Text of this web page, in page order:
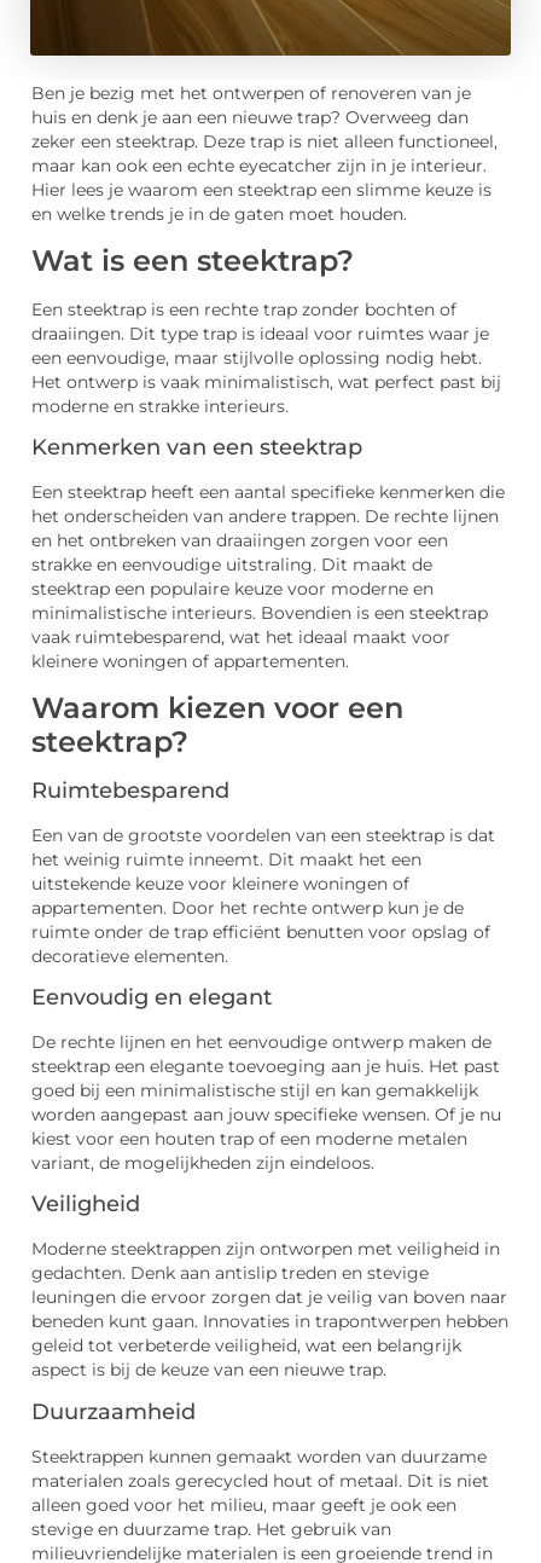
Ben je bezig met het ontwerpen of renoveren van je
huis en denk je aan een nieuwe trap? Overweeg dan
zeker een steektrap. Deze trap is niet alleen functioneel,
maar kan ook een echte eyecatcher zijn in je interieur.
Hier lees je waarom een steektrap een slimme keuze is
en welke trends je in de gaten moet houden.
Wat is een steektrap?
Een steektrap is een rechte trap zonder bochten of
draaiingen. Dit type trap is ideaal voor ruimtes waar je
een eenvoudige, maar stijlvolle oplossing nodig hebt.
Het ontwerp is vaak minimalistisch, wat perfect past bij
moderne en strakke interieurs.
Kenmerken van een steektrap
Een steektrap heeft een aantal specifieke kenmerken die
het onderscheiden van andere trappen. De rechte lijnen
en het ontbreken van draaiingen zorgen voor een
strakke en eenvoudige uitstraling. Dit maakt de
steektrap een populaire keuze voor moderne en
minimalistische interieurs. Bovendien is een steektrap
vaak ruimtebesparend, wat het ideaal maakt voor
kleinere woningen of appartementen.
Waarom kiezen voor een
steektrap?
Ruimtebesparend
Een van de grootste voordelen van een steektrap is dat
het weinig ruimte inneemt. Dit maakt het een
uitstekende keuze voor kleinere woningen of
appartementen. Door het rechte ontwerp kun je de
ruimte onder de trap efficiënt benutten voor opslag of
decoratieve elementen.
Eenvoudig en elegant
De rechte lijnen en het eenvoudige ontwerp maken de
steektrap een elegante toevoeging aan je huis. Het past
goed bij een minimalistische stijl en kan gemakkelijk
worden aangepast aan jouw specifieke wensen. Of je nu
kiest voor een houten trap of een moderne metalen
variant, de mogelijkheden zijn eindeloos.
Veiligheid
Moderne steektrappen zijn ontworpen met veiligheid in
gedachten. Denk aan antislip treden en stevige
leuningen die ervoor zorgen dat je veilig van boven naar
beneden kunt gaan. Innovaties in trapontwerpen hebben
geleid tot verbeterde veiligheid, wat een belangrijk
aspect is bij de keuze van een nieuwe trap.
Duurzaamheid
Steektrappen kunnen gemaakt worden van duurzame
materialen zoals gerecycled hout of metaal. Dit is niet
alleen goed voor het milieu, maar geeft je ook een
stevige en duurzame trap. Het gebruik van
milieuvriendelijke materialen is een groeiende trend in